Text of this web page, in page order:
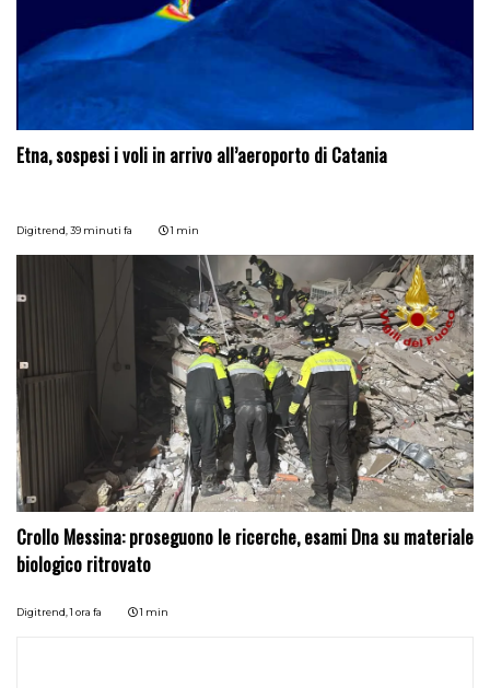
Etna, sospesi i voli in arrivo all’aeroporto di Catania
Digitrend,39 minuti fa 1 min
Crollo Messina: proseguono le ricerche, esami Dna su materiale
biologico ritrovato
Digitrend,1 ora fa 1 min